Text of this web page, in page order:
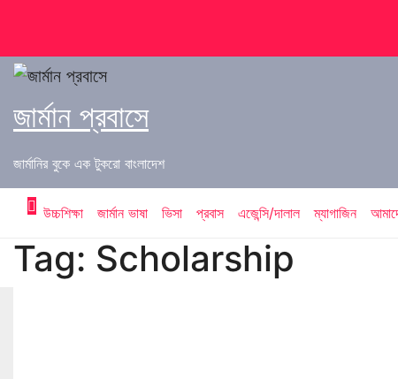
content
জার্মান প্রবাসে
জার্মানির বুকে এক টুকরো বাংলাদেশ
উচ্চশিক্ষা জার্মান ভাষা ভিসা প্রবাস এজেন্সি/দালাল ম্যাগাজিন
Tag: Scholarship